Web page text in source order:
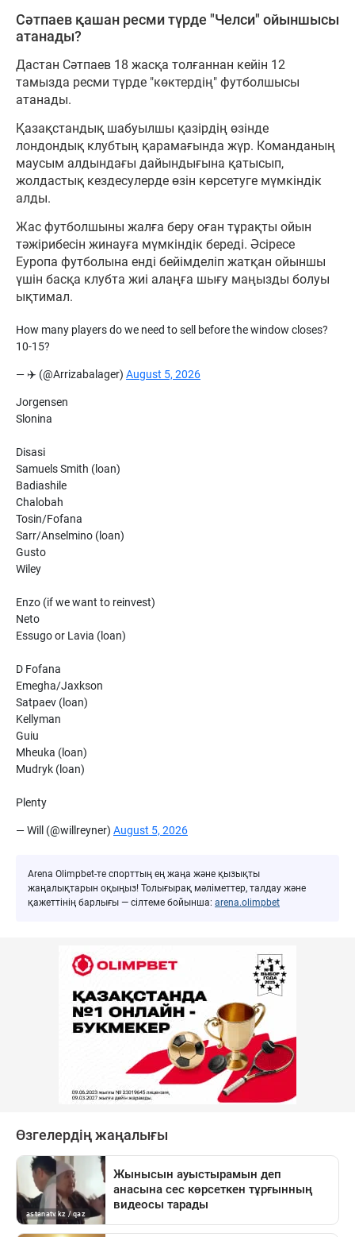
Сәтпаев қашан ресми түрде "Челси" ойыншысы
атанады?
Дастан Сәтпаев 18 жасқа толғаннан кейін 12
тамызда ресми түрде "көктердің" футболшысы
атанады.
Қазақстандық шабуылшы қазірдің өзінде
лондондық клубтың қарамағында жүр. Команданың
маусым алдындағы дайындығына қатысып,
жолдастық кездесулерде өзін көрсетуге мүмкіндік
алды.
Жас футболшыны жалға беру оған тұрақты ойын
тәжірибесін жинауға мүмкіндік береді. Әсіресе
Еуропа футболына енді бейімделіп жатқан ойыншы
үшін басқа клубта жиі алаңға шығу маңызды болуы
ықтимал.
How many players do we need to sell before the window closes?
10-15?
— ✈️ (@Arrizabalager) August 5, 2026
Jorgensen
Slonina
Disasi
Samuels Smith (loan)
Badiashile
Chalobah
Tosin/Fofana
Sarr/Anselmino (loan)
Gusto
Wiley
Enzo (if we want to reinvest)
Neto
Essugo or Lavia (loan)
D Fofana
Emegha/Jaxkson
Satpaev (loan)
Kellyman
Guiu
Mheuka (loan)
Mudryk (loan)
Plenty
— Will (@willreyner) August 5, 2026
Arena Olimpbet-те спорттың ең жаңа және қызықты
жаңалықтарын оқыңыз! Толығырақ мәліметтер, талдау және
қажеттінің барлығы — сілтеме бойынша: arena.olimpbet